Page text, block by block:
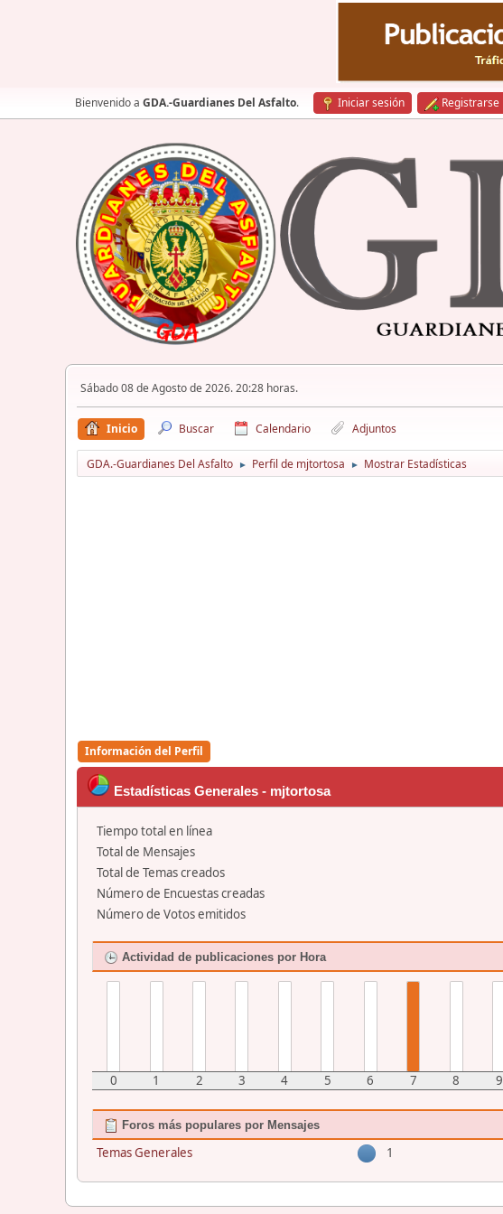
Bienvenido a GDA.-Guardianes Del Asfalto. Iniciar sesión Registrarse
Sábado 08 de Agosto de 2026. 20:28 horas.
Inicio Buscar Calendario Adjuntos
GDA.-Guardianes Del Asfalto ► Perfil de mjtortosa ► Mostrar Estadísticas
Información del Perfil
Estadísticas Generales - mjtortosa
Tiempo total en línea
Total de Mensajes
Total de Temas creados
Número de Encuestas creadas
Número de Votos emitidos
Actividad de publicaciones por Hora
0 1 2 3 4 5 6 7 8 9
Foros más populares por Mensajes
Temas Generales 1